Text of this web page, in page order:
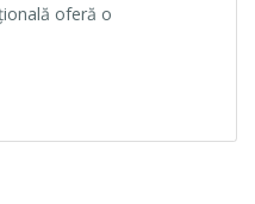
oferă o